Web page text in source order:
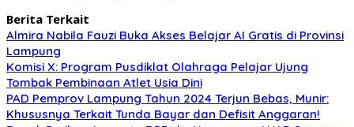
Berita Terkait
Almira Nabila Fauzi Buka Akses Belajar AI Gratis di Provinsi
Lampung
Komisi X: Program Pusdiklat Olahraga Pelajar Ujung
Tombak Pembinaan Atlet Usia Dini
PAD Pemprov Lampung Tahun 2024 Terjun Bebas, Munir:
Khususnya Terkait Tunda Bayar dan Defisit Anggaran!